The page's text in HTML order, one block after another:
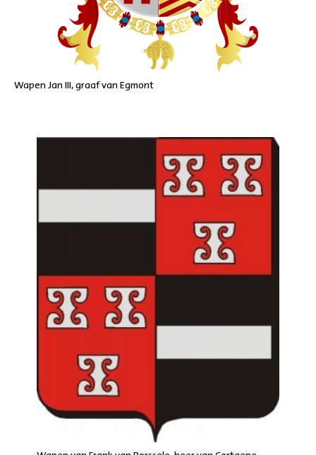
Wapen Jan III, graaf van Egmont